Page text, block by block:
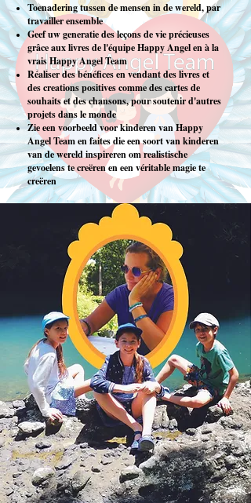
Toenadering tussen de mensen in de wereld, par
travailler ensemble
Geef uw generatie des leçons de vie précieuses
grâce aux livres de l'équipe Happy Angel en à la
vrais Happy Angel Team
Réaliser des bénéfices en vendant des livres et
des creations positives comme des cartes de
souhaits et des chansons, pour soutenir d'autres
projets dans le monde
Zie een voorbeeld voor kinderen van Happy
Angel Team en faites die een soort van kinderen
van de wereld inspireren om realistische
gevoelens te creëren en een véritable magie te
creëren